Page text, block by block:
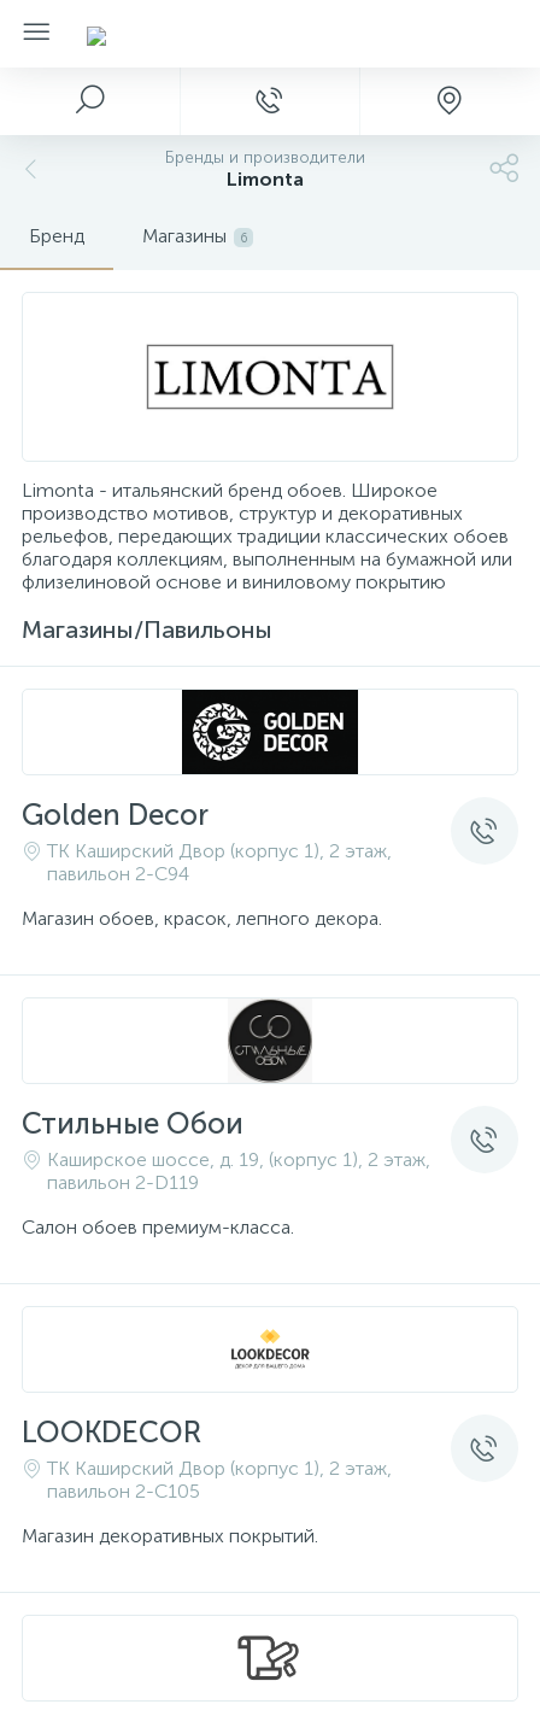
Бренды и производители
Limonta
Бренд Магазины 6
Limonta - итальянский бренд обоев. Широкое
производство мотивов, структур и декоративных
рельефов, передающих традиции классических обоев
благодаря коллекциям, выполненным на бумажной или
флизелиновой основе и виниловому покрытию
Магазины/Павильоны
Golden Decor
ТК Каширский Двор (корпус 1), 2 этаж,
павильон 2-C94
Магазин обоев, красок, лепного декора.
Стильные Обои
Каширское шоссе, д. 19, (корпус 1), 2 этаж,
павильон 2-D119
Салон обоев премиум-класса.
LOOKDECOR
ТК Каширский Двор (корпус 1), 2 этаж,
павильон 2-C105
Магазин декоративных покрытий.